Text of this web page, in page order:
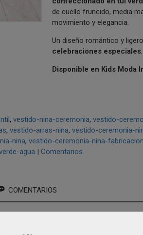
de cuello fruncido, media
movimiento y elegancia.
Un diseño romántico y
celebraciones especiales.
Disponible en Kids Moda
vestido-nina-ceremonia vestido-
vestido-arras-nina vestido-ceremonia-
nina vestido-ceremonia-nina-
agua | Comentarios
COMENTARIOS